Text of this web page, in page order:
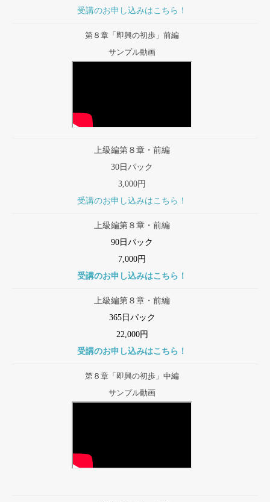
受講のお申し込みはこちら！
第８章「即興の初歩」前編
サンプル動画
上級編第８章・前編
30日パック
3,000円
受講のお申し込みはこちら！
上級編第８章・前編
90日パック
7,000円
受講のお申し込みはこちら！
上級編第８章・前編
365日パック
22,000円
受講のお申し込みはこちら！
第８章「即興の初歩」中編
サンプル動画